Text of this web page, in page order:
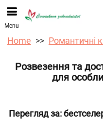
Ми приймаємо
магазин. Найближча
12.08.2026 у
Menu
Home Романтичні
Розвезення та
для
Перегляд за: